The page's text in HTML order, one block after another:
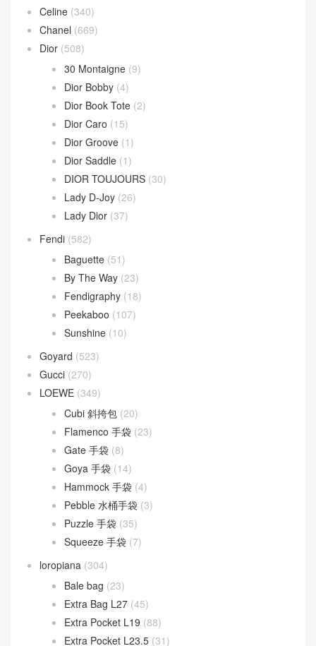
Celine (340)
Chanel (669)
Dior (508)
30 Montaigne (9)
Dior Bobby (4)
Dior Book Tote (2)
Dior Caro (15)
Dior Groove (1)
Dior Saddle (1)
DIOR TOUJOURS (30)
Lady D-Joy (26)
Lady Dior (37)
Fendi (582)
Baguette (51)
By The Way (23)
Fendigraphy (18)
Peekaboo (107)
Sunshine (10)
Goyard (523)
Gucci (270)
LOEWE (349)
Cubi 斜挎包 (20)
Flamenco 手袋 (23)
Gate 手袋 (8)
Goya 手袋 (14)
Hammock 手袋 (4)
Pebble 水桶手袋 (3)
Puzzle 手袋 (35)
Squeeze 手袋 (7)
loropiana (304)
Bale bag (23)
Extra Bag L27 (45)
Extra Pocket L19 (88)
Extra Pocket L23.5 (31)